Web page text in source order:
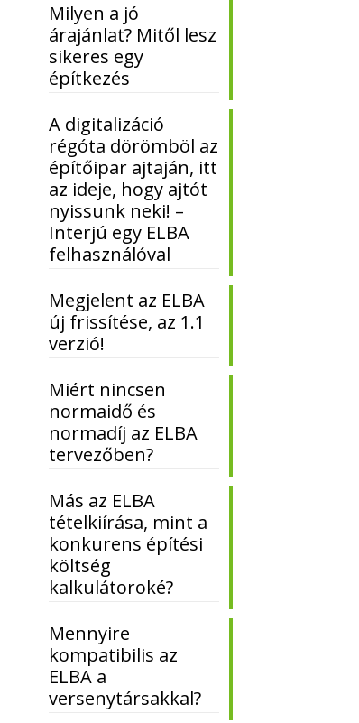
Milyen a jó
árajánlat? Mitől lesz
sikeres egy
építkezés
A digitalizáció
régóta dörömböl az
építőipar ajtaján, itt
az ideje, hogy ajtót
nyissunk neki! –
Interjú egy ELBA
felhasználóval
Megjelent az ELBA
új frissítése, az 1.1
verzió!
Miért nincsen
normaidő és
normadíj az ELBA
tervezőben?
Más az ELBA
tételkiírása, mint a
konkurens építési
költség
kalkulátoroké?
Mennyire
kompatibilis az
ELBA a
versenytársakkal?